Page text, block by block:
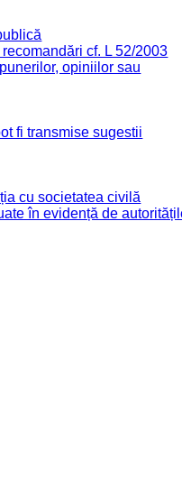
cf. L 52/2003
opiniilor sau
fi transmise sugestii
cu societatea civilă
în evidență de